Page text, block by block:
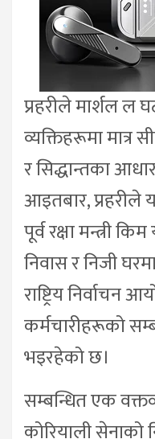
प्रहरीले मार्शल ल
व्यक्तिहरूमा मात्र
र सिद्धान्तका
आइतबार, प्रहरीले
पूर्व रक्षा मन्त्री
निवास र निजी
राष्ट्रिय निर्वाचन
कर्मचारीहरूको
भइरहेको छ।
सम्बन्धित एक